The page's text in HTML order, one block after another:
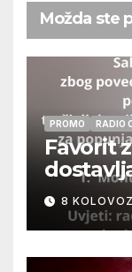
Možda ste
PROMO RADIO
Favorit
8